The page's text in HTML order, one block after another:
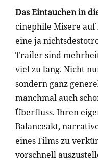
Das Eintauchen in
cinephile Misere
eine ja
Trailer sind
viel zu lang. Nicht
sondern ganz
manchmal auch
Überfluss. Ihren
Balanceakt,
eines Films zu
vorschnell